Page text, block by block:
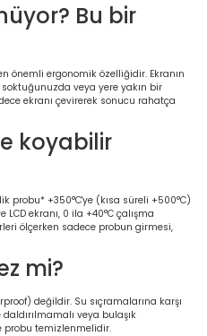
Bu bir
önemli ergonomik özelliğidir. Ekranın
veya yere yakın bir
ekranı çevirerek sonucu rahatça
koyabilir
probu* +350°C'ye (kısa süreli +500°C)
LCD ekranı, 0 ila +40°C çalışma
ölçerken sadece probun girmesi,
mi?
değildir. Su sıçramalarına karşı
veya bulaşık
probu temizlenmelidir.